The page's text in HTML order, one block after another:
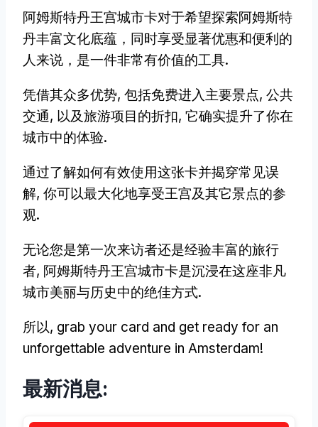
阿姆斯特丹王宫城市卡对于希望探索阿姆斯特
丹丰富文化底蕴，同时享受显著优惠和便利的
人来说，是一件非常有价值的工具.
凭借其众多优势, 包括免费进入主要景点, 公共
交通, 以及旅游项目的折扣, 它确实提升了你在
城市中的体验.
通过了解如何有效使用这张卡并揭穿常见误
解, 你可以最大化地享受王宫及其它景点的参
观.
无论您是第一次来访者还是经验丰富的旅行
者, 阿姆斯特丹王宫城市卡是沉浸在这座非凡
城市美丽与历史中的绝佳方式.
所以, grab your card and get ready for an
unforgettable adventure in Amsterdam!
最新消息: